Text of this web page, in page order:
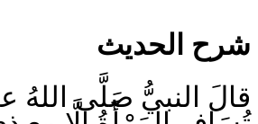
شرح الحديث
قالَ النبيُّ صَلَّى اللهُ